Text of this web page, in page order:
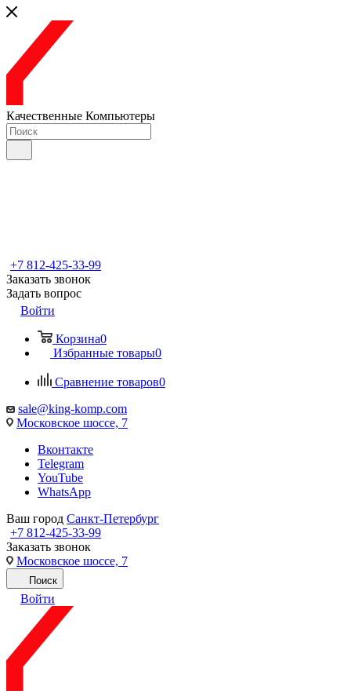
Качественные Компьютеры
+7 812-425-33-99
Заказать звонок
Задать вопрос
Войти
Корзина0
Избранные товары0
Сравнение товаров0
sale@king-komp.com
Московское шоссе, 7
Вконтакте
Telegram
YouTube
WhatsApp
Ваш город Санкт-Петербург
+7 812-425-33-99
Заказать звонок
Московское шоссе, 7
Поиск
Войти